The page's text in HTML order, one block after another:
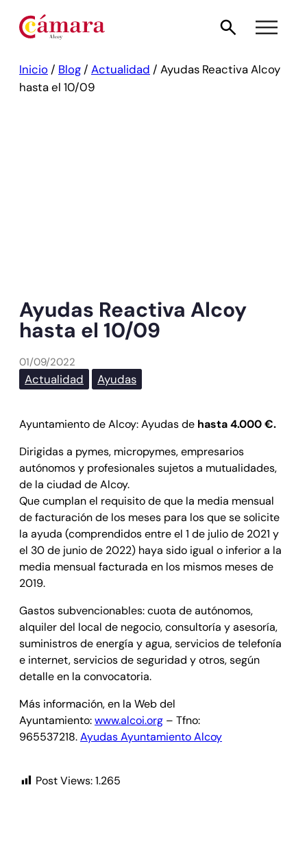
Inicio / Blog / Actualidad / Ayudas Reactiva Alcoy
hasta el 10/09
Ayudas Reactiva Alcoy
hasta el 10/09
01/09/2022
Actualidad Ayudas
Ayuntamiento de Alcoy: Ayudas de hasta 4.000 €.
Dirigidas a pymes, micropymes, empresarios
autónomos y profesionales sujetos a mutualidades,
de la ciudad de Alcoy.
Que cumplan el requisito de que la media mensual
de facturación de los meses para los que se solicite
la ayuda (comprendidos entre el 1 de julio de 2021 y
el 30 de junio de 2022) haya sido igual o inferior a la
media mensual facturada en los mismos meses de
2019.
Gastos subvencionables: cuota de autónomos,
alquiler del local de negocio, consultoría y asesoría,
suministros de energía y agua, servicios de telefonía
e internet, servicios de seguridad y otros, según
detalle en la convocatoria.
Más información, en la Web del
Ayuntamiento:www.alcoi.org – Tfno:
965537218.Ayudas Ayuntamiento Alcoy
Post Views:1.265